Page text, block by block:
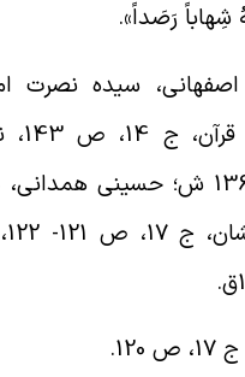
رَصَداً».
سیده نصرت
العرفان در
مسلمان، تهران، 1361 ش؛ حسینى
حسین،